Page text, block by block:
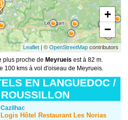
+
−
Leaflet| © OpenStreetMapcontributors
plus proche de Meyrueis est à 82 m.
100 kms à vol d'oiseau de Meyrueis.
EN LANGUEDOC /
ROUSSILLON
Cazilhac
Logis Hôtel Restaurant Les Norias